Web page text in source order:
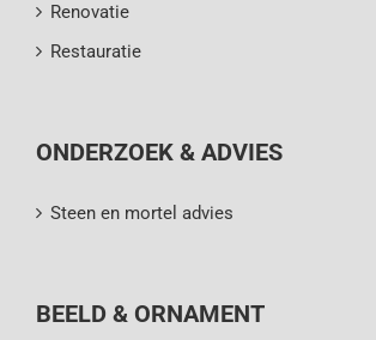
Renovatie
Restauratie
ONDERZOEK & ADVIES
Steen en mortel advies
BEELD & ORNAMENT